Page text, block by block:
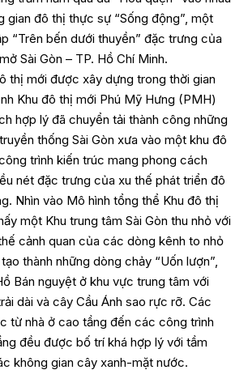
gian đô thị thực sự “Sống động”, một
“Trên bến dưới thuyền” đặc trưng của
Sài Gòn – TP. Hồ Chí Minh.
thị mới được xây dựng trong thời gian
Khu đô thị mới Phú Mỹ Hưng (PMH)
hợp lý đã chuyển tải thành công những
thống Sài Gòn xưa vào một khu đô
trình kiến trúc mang phong cách
nét đặc trưng của xu thế phát triển đô
Nhìn vào Mô hình tổng thể Khu đô thị
một Khu trung tâm Sài Gòn thu nhỏ với
cảnh quan của các dòng kênh to nhỏ
thành những dòng chảy “Uốn lượn”,
Bán nguyệt ở khu vực trung tâm với
dài và cây Cầu Ánh sao rực rỡ. Các
từ nhà ở cao tầng đến các công trình
đều được bố trí khá hợp lý với tầm
không gian cây xanh-mặt nước.